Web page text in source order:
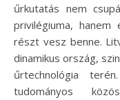
űrkutatás nem
privilégiuma,
részt vesz benne.
dinamikus ország,
űrtechnológia
tudományos